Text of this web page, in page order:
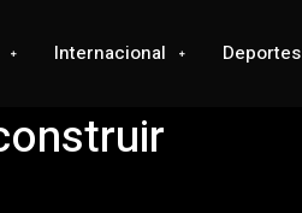
Internacional Deportes